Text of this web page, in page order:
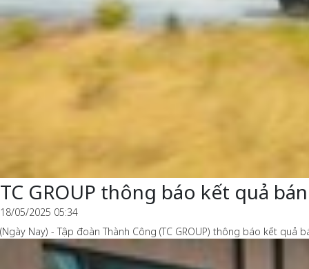
TC GROUP thông báo kết quả
18/05/2025 05:34
(Ngày Nay) - Tập đoàn Thành Công (TC GROUP) thông báo kết